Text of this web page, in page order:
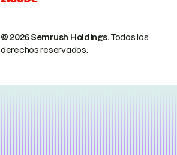
© 2026 Semrush Holdings.Todos los
derechos reservados.